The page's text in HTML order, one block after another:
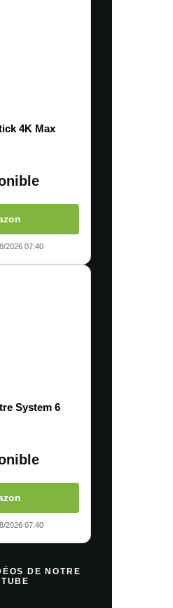
4K Max
2026 07:40
System 6
2026 07:40
DE NOTRE